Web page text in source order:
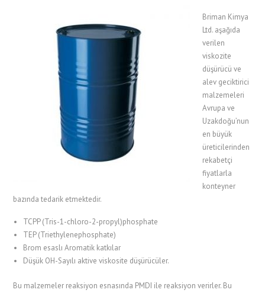
Briman Kimya
Ltd. aşağıda
verilen
viskozite
düşürücü ve
alev geciktirici
malzemeleri
Avrupa ve
Uzakdoğu’nun
en büyük
üreticilerinden
rekabetçi
fiyatlarla
konteyner
bazında tedarik etmektedir.
TCPP (Tris-1-chloro-2-propyl)phosphate
TEP (Triethylenephosphate)
Brom esaslı Aromatik katkılar
Düşük OH-Sayılı aktive viskosite düşürücüler.
Bu malzemeler reaksiyon esnasında PMDI ile reaksiyon verirler. Bu